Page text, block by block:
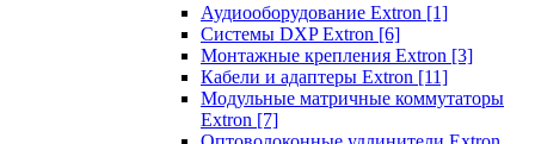
Аудиооборудование Extron [1]
Системы DXP Extron [6]
Монтажные крепления Extron [3]
Кабели и адаптеры Extron [11]
Модульные матричные коммутаторы
Extron [7]